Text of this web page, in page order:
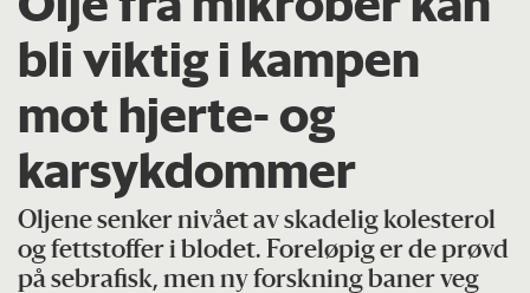
bli viktig i kampen
mot hjerte- og
karsykdommer
Oljene senker nivået av skadelig kolesterol
og fettstoffer i blodet. Foreløpig er de prøvd
på sebrafisk, men ny forskning baner veg